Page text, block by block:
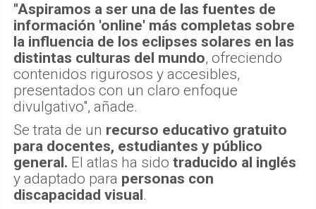
"Aspiramos a ser una de las fuentes de
información 'online' más completas sobre
la influencia de los eclipses solares en las
distintas culturas del mundo, ofreciendo
contenidos rigurosos y accesibles,
presentados con un claro enfoque
divulgativo", añade.
Se trata de un recurso educativo gratuito
para docentes, estudiantes y público
general. El atlas ha sido traducido al inglés
y adaptado para personas con
discapacidad visual.